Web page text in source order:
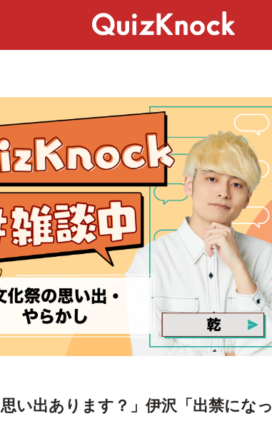
い出あります？」伊沢「出禁になっ